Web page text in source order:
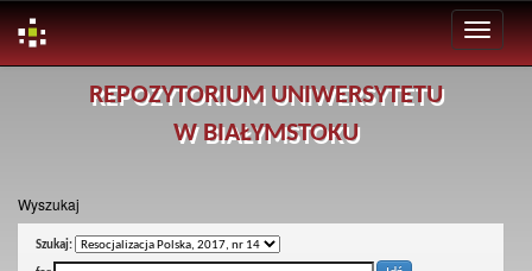
REPOZYTORIUM UNIWERSYTETU
W BIAŁYMSTOKU
Wyszukaj
Szukaj: